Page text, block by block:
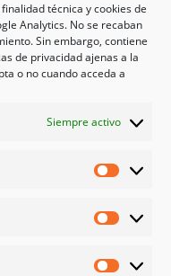
técnica y cookies de
Analytics. No se recaban
Sin embargo, contiene
de privacidad ajenas a la
o no cuando acceda a
Siempre activo